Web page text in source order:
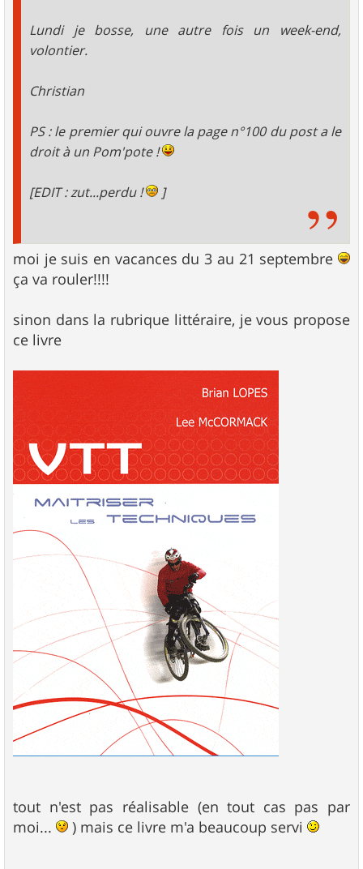
Lundi je bosse, une autre fois un week-end,
volontier.
Christian
PS : le premier qui ouvre la page n°100 du post a le
droit à un Pom'pote !
[EDIT : zut...perdu ! ]
moi je suis en vacances du 3 au 21 septembre
ça va rouler!!!!
sinon dans la rubrique littéraire, je vous propose
ce livre
tout n'est pas réalisable (en tout cas pas par
moi...
) mais ce livre m'a beaucoup servi